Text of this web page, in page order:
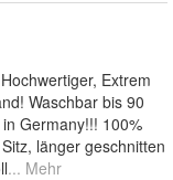
Extrem
Waschbar bis 90
Germany!!! 100%
länger geschnitten
... Mehr